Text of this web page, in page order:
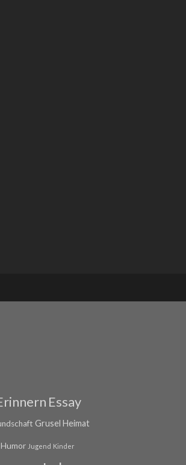
Essay
Grusel Heimat
Humor Jugend Kinder